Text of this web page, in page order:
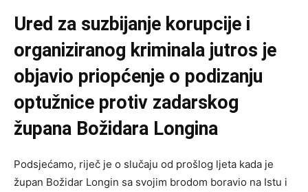
Ured za suzbijanje korupcije i
organiziranog kriminala jutros je
objavio priopćenje o podizanju
optužnice protiv zadarskog
župana Božidara Longina
Podsjećamo, riječ je o slučaju od prošlog ljeta kada je
župan Božidar Longin sa svojim brodom boravio na Istu i